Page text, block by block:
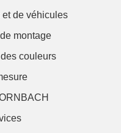
et de véhicules
montage
couleurs